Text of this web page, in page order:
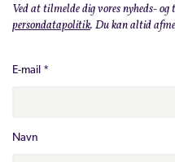
Ved at tilmelde dig vores nyheds-
persondatapolitik. Du kan altid
E-mail *
Navn